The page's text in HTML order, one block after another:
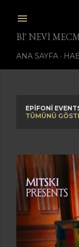
BI' NEVI
ANA SAYFA
K
y
ı
t
l
EPIFONI
TÜMÜNÜ